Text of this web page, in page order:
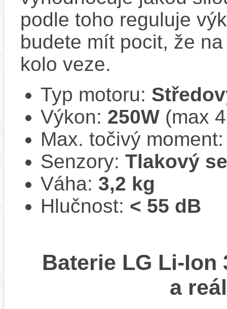
podle toho reguluje
budete mít pocit, že
kolo veze.
Typ motoru:
Výkon: 250W (max
Max. točivý
Senzory: Tlakový
Váha: 3,2 kg
Hlučnost: < 55 dB
Baterie LG Li-Ion
a